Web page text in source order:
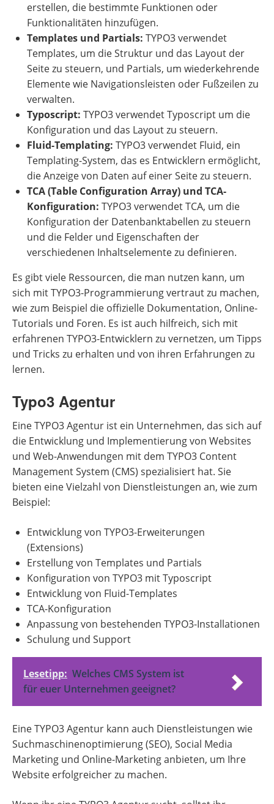
erstellen, die bestimmte Funktionen oder
Funktionalitäten hinzufügen.
Templates und Partials: TYPO3 verwendet
Templates, um die Struktur und das Layout der
Seite zu steuern, und Partials, um wiederkehrende
Elemente wie Navigationsleisten oder Fußzeilen zu
verwalten.
Typoscript: TYPO3 verwendet Typoscript um die
Konfiguration und das Layout zu steuern.
Fluid-Templating: TYPO3 verwendet Fluid, ein
Templating-System, das es Entwicklern ermöglicht,
die Anzeige von Daten auf einer Seite zu steuern.
TCA (Table Configuration Array) und TCA-
Konfiguration: TYPO3 verwendet TCA, um die
Konfiguration der Datenbanktabellen zu steuern
und die Felder und Eigenschaften der
verschiedenen Inhaltselemente zu definieren.
Es gibt viele Ressourcen, die man nutzen kann, um
sich mit TYPO3-Programmierung vertraut zu machen,
wie zum Beispiel die offizielle Dokumentation, Online-
Tutorials und Foren. Es ist auch hilfreich, sich mit
erfahrenen TYPO3-Entwicklern zu vernetzen, um Tipps
und Tricks zu erhalten und von ihren Erfahrungen zu
lernen.
Typo3 Agentur
Eine TYPO3 Agentur ist ein Unternehmen, das sich auf
die Entwicklung und Implementierung von Websites
und Web-Anwendungen mit dem TYPO3 Content
Management System (CMS) spezialisiert hat. Sie
bieten eine Vielzahl von Dienstleistungen an, wie zum
Beispiel:
Entwicklung von TYPO3-Erweiterungen
(Extensions)
Erstellung von Templates und Partials
Konfiguration von TYPO3 mit Typoscript
Entwicklung von Fluid-Templates
TCA-Konfiguration
Anpassung von bestehenden TYPO3-Installationen
Schulung und Support
Lesetipp: Welches CMS System ist
für euer Unternehmen geeignet?
Eine TYPO3 Agentur kann auch Dienstleistungen wie
Suchmaschinenoptimierung (SEO), Social Media
Marketing und Online-Marketing anbieten, um Ihre
Website erfolgreicher zu machen.